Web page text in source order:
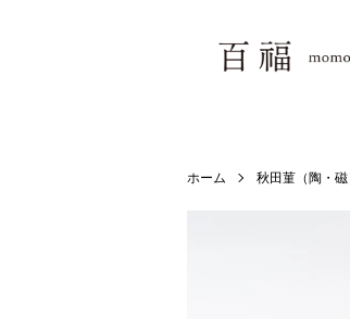
ホーム 秋田菫（陶・磁